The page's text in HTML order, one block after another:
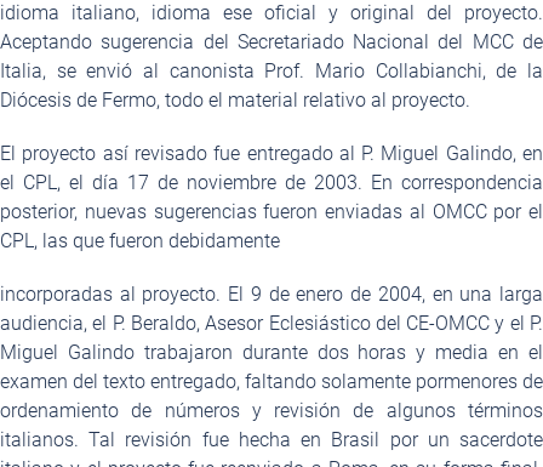
idioma italiano, idioma ese oficial y original del proyecto.
Aceptando sugerencia del Secretariado Nacional del MCC de
Italia, se envió al canonista Prof. Mario Collabianchi, de la
Diócesis de Fermo, todo el material relativo al proyecto.
El proyecto así revisado fue entregado al P. Miguel Galindo, en
el CPL, el día 17 de noviembre de 2003. En correspondencia
posterior, nuevas sugerencias fueron enviadas al OMCC por el
CPL, las que fueron debidamente
incorporadas al proyecto. El 9 de enero de 2004, en una larga
audiencia, el P. Beraldo, Asesor Eclesiástico del CE-OMCC y el P.
Miguel Galindo trabajaron durante dos horas y media en el
examen del texto entregado, faltando solamente pormenores de
ordenamiento de números y revisión de algunos términos
italianos. Tal revisión fue hecha en Brasil por un sacerdote